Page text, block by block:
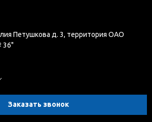
Петушкова д. 3, территория ОАО
36"
Заказать звонок